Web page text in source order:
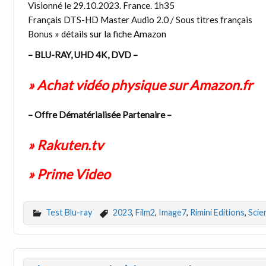
Visionné le 29.10.2023. France. 1h35
Français DTS-HD Master Audio 2.0 / Sous titres français
Bonus » détails sur la fiche Amazon
– BLU-RAY, UHD 4K, DVD –
» Achat vidéo physique sur Amazon.fr
– Offre Dématérialisée Partenaire –
» Rakuten.tv
» Prime Video
Test Blu-ray 2023, Film2, Image7, Rimini Editions,